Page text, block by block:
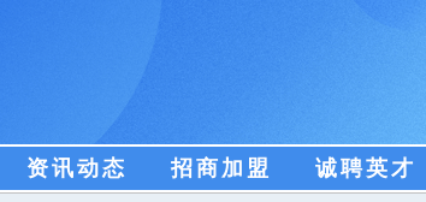
资讯动态 招商加盟 诚聘英才